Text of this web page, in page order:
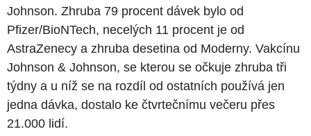
Johnson. Zhruba 79 procent dávek bylo od
Pfizer/BioNTech, necelých 11 procent je od
AstraZenecy a zhruba desetina od Moderny. Vakcínu
Johnson & Johnson, se kterou se očkuje zhruba tři
týdny a u níž se na rozdíl od ostatních používá jen
jedna dávka, dostalo ke čtvrtečnímu večeru přes
21.000 lidí.